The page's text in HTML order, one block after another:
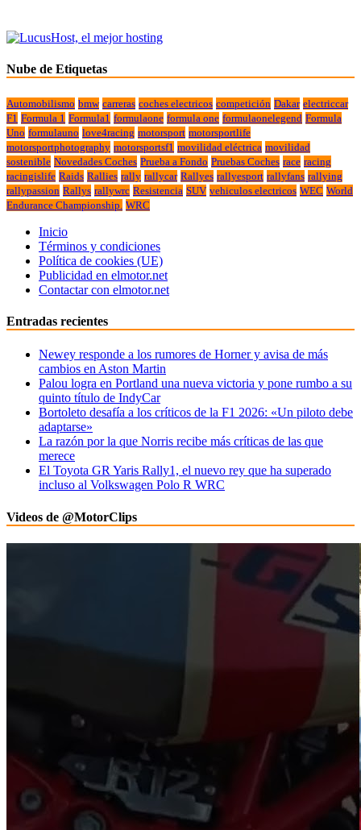
Nube de Etiquetas
Automobilismo bmw carreras coches electricos competición Dakar electriccar
F1 Formula 1 Formula1 formulaone formula one formulaonelegend Formula
Uno formulauno love4racing motorsport motorsportlife
motorsportphotography motorsportsf1 movilidad eléctrica movilidad
sostenible Novedades Coches Prueba a Fondo Pruebas Coches race racing
racingislife Raids Rallies rally rallycar Rallyes rallyesport rallyfans rallying
rallypassion Rallys rallywrc Resistencia SUV vehiculos electricos WEC World
Endurance Championship. WRC
Inicio
Términos y condiciones
Política de cookies (UE)
Publicidad en elmotor.net
Contactar con elmotor.net
Entradas recientes
Newey responde a los rumores de Horner y avisa de más
cambios en Aston Martin
Palou logra en Portland una nueva victoria y pone rumbo a su
quinto título de IndyCar
Bortoleto desafía a los críticos de la F1 2026: «Un piloto debe
adaptarse»
La razón por la que Norris recibe más críticas de las que
merece
El Toyota GR Yaris Rally1, el nuevo rey que ha superado
incluso al Volkswagen Polo R WRC
Videos de @MotorClips